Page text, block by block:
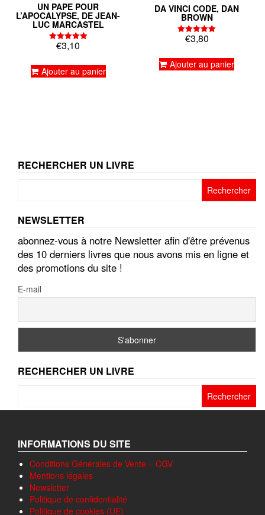
UN PAPE POUR
L’APOCALYPSE, DE JEAN-
LUC MARCASTEL
Note
€3,10
Ajouter au panier
DA VINCI CODE, DAN
BROWN
Note
5.00
€3,80
Ajouter au panier
RECHERCHER UN LIVRE
NEWSLETTER
abonnez-vous à notre Newsletter afin d'être prévenus
des 10 derniers livres que nous avons mis en ligne et
des promotions du site !
E-mail
RECHERCHER UN LIVRE
INFORMATIONS DU SITE
Conditions Générales de Vente – CGV
Mentions légales
Newsletter
Politique de confidentialité
Politique de cookies (UE)